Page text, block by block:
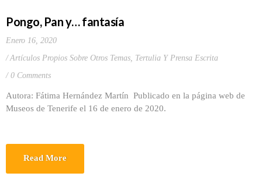
Pongo, Pan y… fantasía
Enero 16, 2020
Artículos Propios Sobre Otros Temas, Tertulia Y Prensa Escrita
0 Comments
Autora: Fátima Hernández Martín Publicado en la página web de
Museos de Tenerife el 16 de enero de 2020.
Read More